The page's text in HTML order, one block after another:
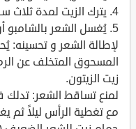
4. يترك الزيت لمدة ثلاث ساعات على الأقل.
5. يُغسل الشعر بالشامبو أو بالصابون و الماء الدافئ.
لإطالة الشعر و تحسينه:
المسحوق المتخلف عن
زيت الزيتون.
لمنع تساقط الشعر: تدلك
مع تغطية الرأس ليلاً ثم